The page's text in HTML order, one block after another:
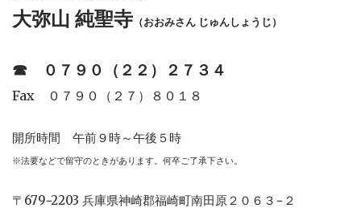
大弥山 純聖寺 （おおみさん じゅんしょうじ）
☎︎ ０７９０（２２）２７３４
Fax ０７９０（２７）８０１８
開所時間 午前９時～午後５時
※法要などで留守のときがあります。何卒ご了承下さい。
〒679−2203 兵庫県神崎郡福崎町南田原２０６３−２